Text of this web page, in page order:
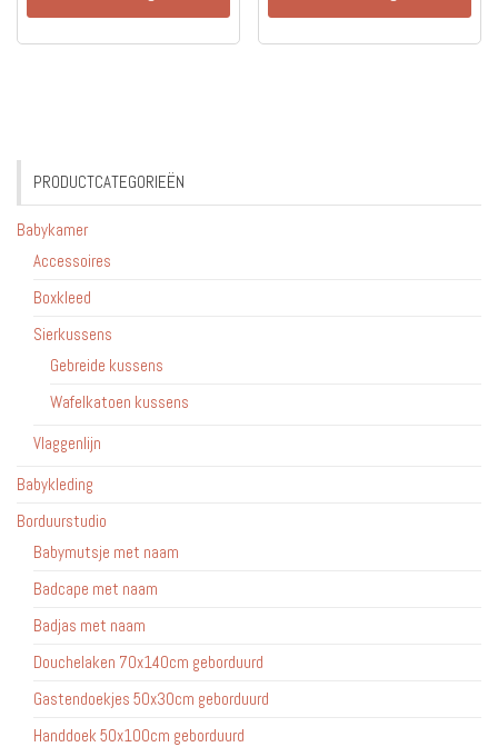
PRODUCTCATEGORIEËN
Babykamer
Accessoires
Boxkleed
Sierkussens
Gebreide kussens
Wafelkatoen kussens
Vlaggenlijn
Babykleding
Borduurstudio
Babymutsje met naam
Badcape met naam
Badjas met naam
Douchelaken 70x140cm geborduurd
Gastendoekjes 50x30cm geborduurd
Handdoek 50x100cm geborduurd